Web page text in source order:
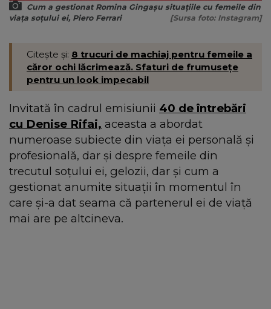
Cum a gestionat Romina Gingașu situațiile cu femeile din
viața soțului ei, Piero Ferrari
[Sursa foto: Instagram]
Citește și: 8 trucuri de machiaj pentru femeile a
căror ochi lăcrimează. Sfaturi de frumusețe
pentru un look impecabil
Invitată în cadrul emisiunii 40 de întrebări
cu Denise Rifai, aceasta a abordat
numeroase subiecte din viața ei personală și
profesională, dar și despre femeile din
trecutul soțului ei, gelozii, dar și cum a
gestionat anumite situații în momentul în
care și-a dat seama că partenerul ei de viață
mai are pe altcineva.